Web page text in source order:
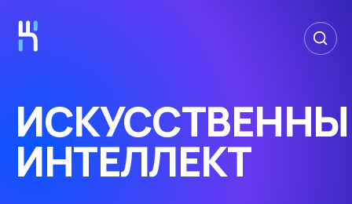
ИНТЕЛЛЕКТ